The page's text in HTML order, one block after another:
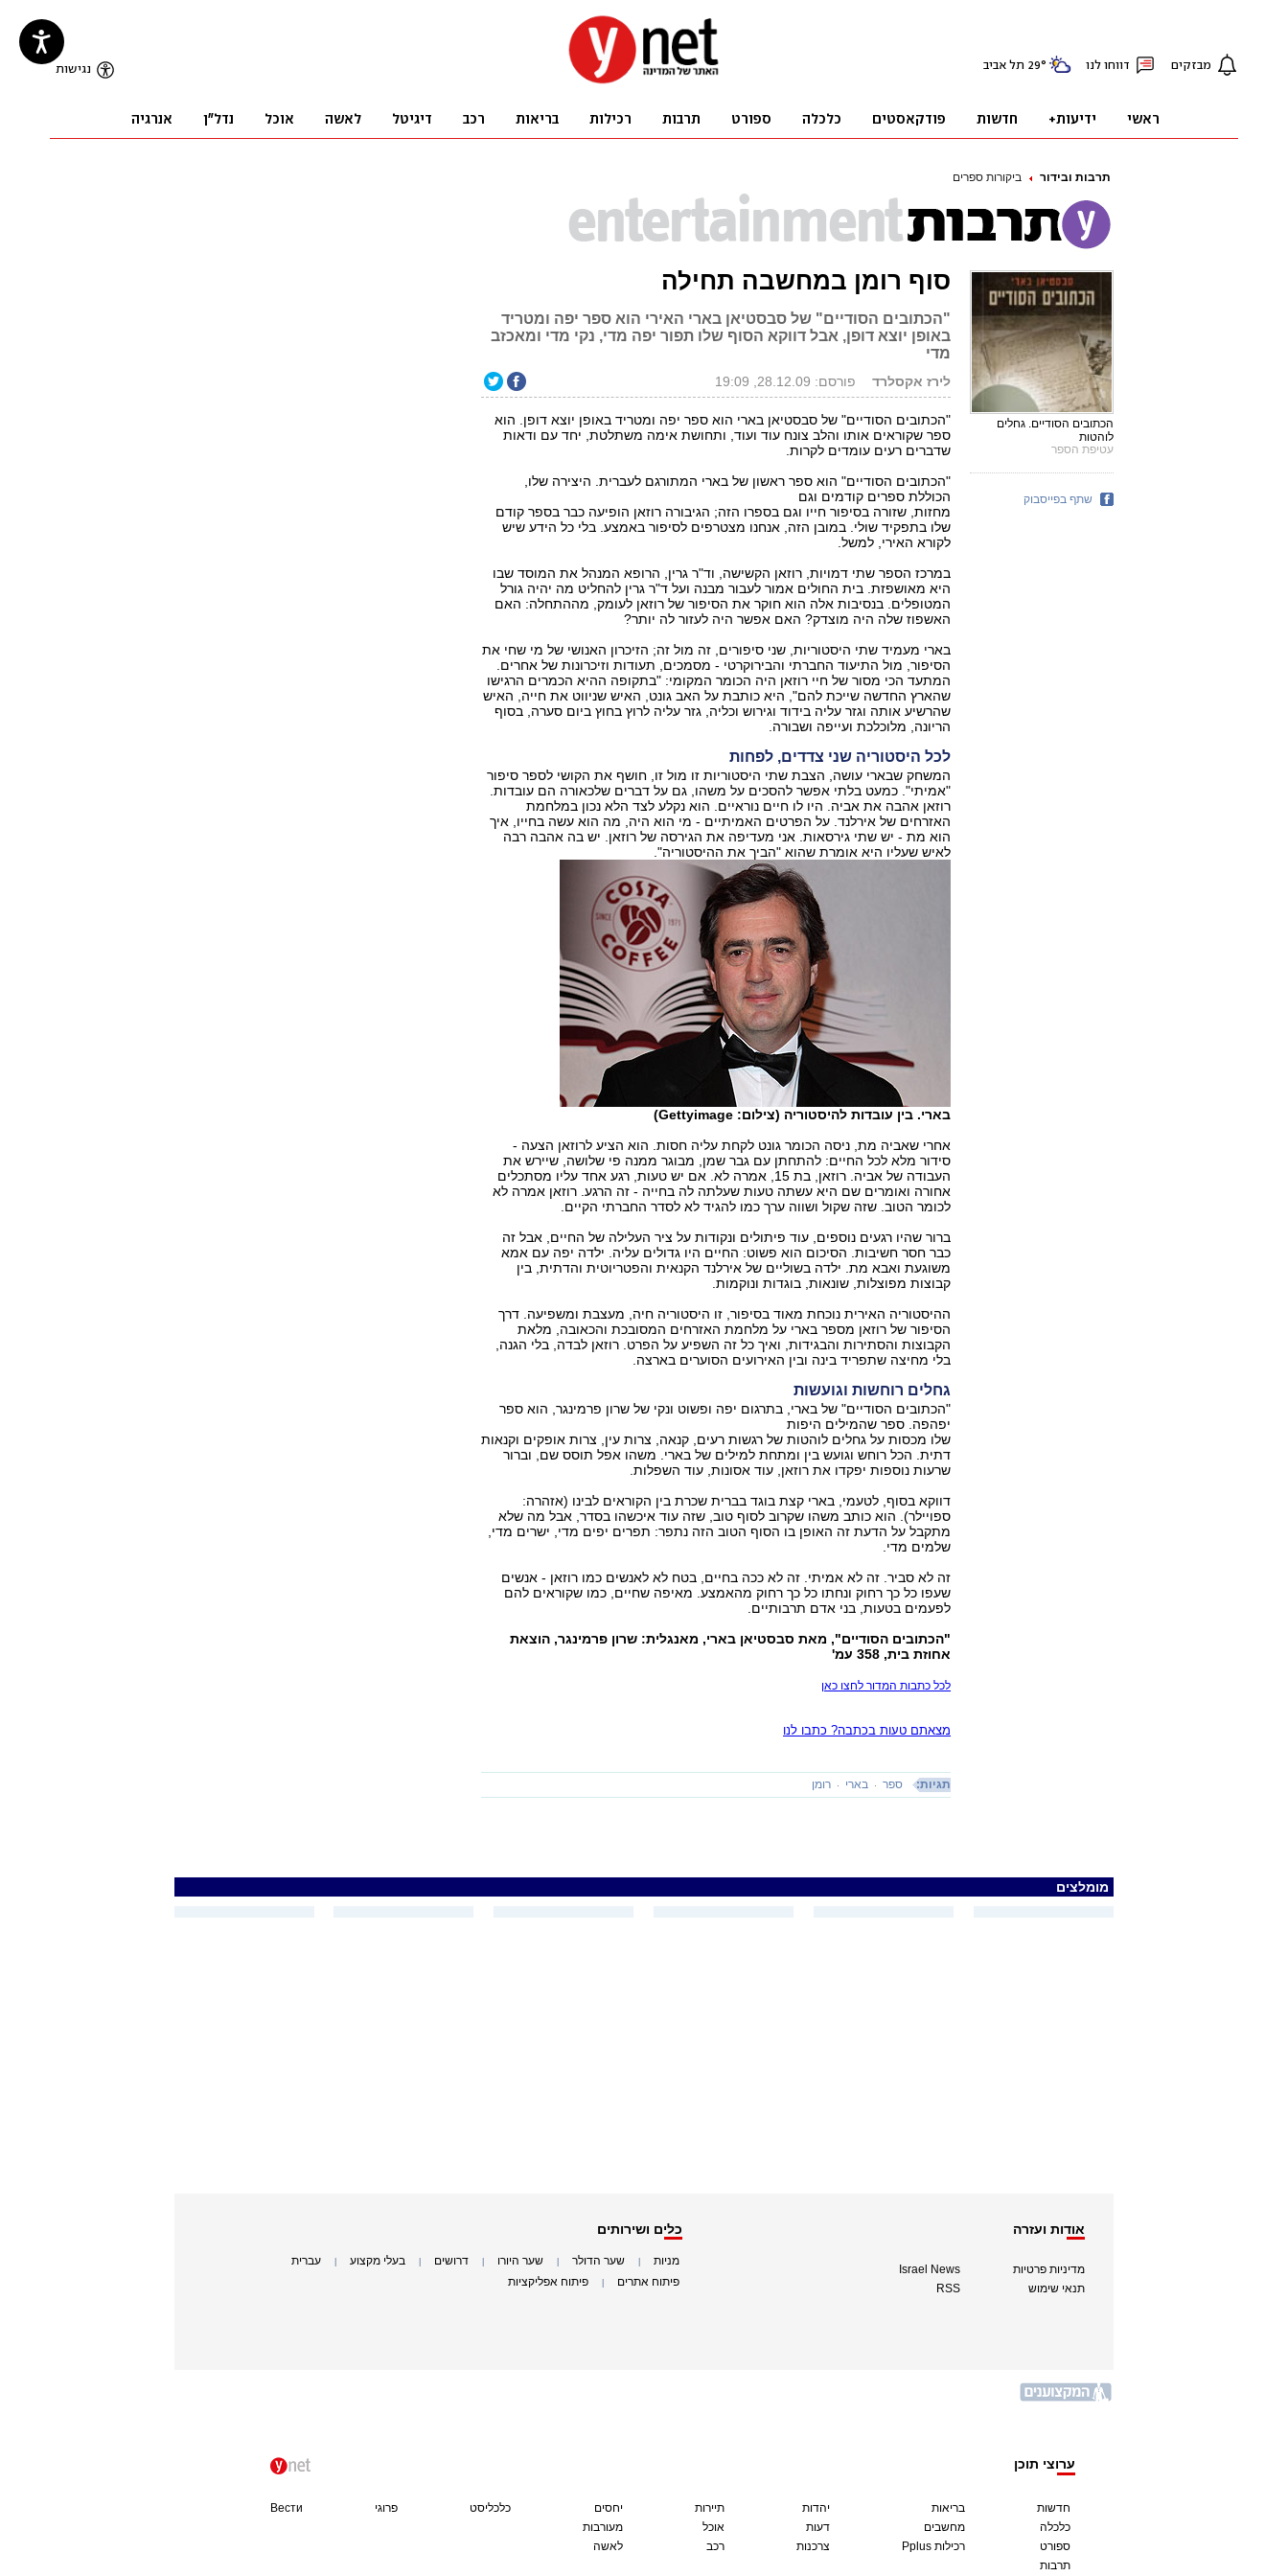
תרבות ובידור ביקורות ספרים
סוף רומן במחשבה תחילה
"הכתובים הסודיים" של סבסטיאן בארי האירי הוא ספר יפה ומטריד
באופן יוצא דופן, אבל דווקא הסוף שלו תפור יפה מדי, נקי מדי ומאכזב
מדי
לירז אקסלרד פורסם: 28.12.09, 19:09
"הכתובים הסודיים" של סבסטיאן בארי הוא ספר יפה ומטריד באופן יוצא דופן. הוא
ספר שקוראים אותו והלב צונח עוד ועוד, ותחושת אימה משתלטת, יחד עם ודאות
שדברים רעים עומדים לקרות.
"הכתובים הסודיים" הוא ספר ראשון של בארי המתורגם לעברית. היצירה שלו,
הכוללת ספרים קודמים וגם
מחזות, שזורה בסיפור חייו וגם בספרו הזה; הגיבורה רוזאן הופיעה כבר בספר קודם
שלו בתפקיד שולי. במובן הזה, אנחנו מצטרפים לסיפור באמצע. בלי כל הידע שיש
לקורא האירי, למשל.
במרכז הספר שתי דמויות, רוזאן הקשישה, וד"ר גרין, הרופא המנהל את המוסד שבו
היא מאושפזת. בית החולים אמור לעבור מבנה ועל ד"ר גרין להחליט מה יהיה גורל
המטופלים. בנסיבות אלה הוא חוקר את הסיפור של רוזאן לעומק, מההתחלה: האם
האשפוז שלה היה מוצדק? האם אפשר היה לעזור לה יותר?
בארי מעמיד שתי היסטוריות, שני סיפורים, זה מול זה; הזיכרון האנושי של מי שחי את
הסיפור, מול התיעוד החברתי והבירוקרטי - מסמכים, תעודות וזיכרונות של אחרים.
המתעד הכי מסור של חיי רוזאן היה הכומר המקומי: "בתקופה ההיא הכמרים הרגישו
שהארץ החדשה שייכת להם", היא כותבת על האב גונט, האיש שניווט את חייה, האיש
שהרשיע אותה וגזר עליה בידוד וגירוש וכליה, גזר עליה לרוץ בחוץ ביום סערה, בסוף
הריונה, מלוכלכת ועייפה ושבורה.
לכל היסטוריה שני צדדים, לפחות
המשחק שבארי עושה, הצבת שתי היסטוריות זו מול זו, חושף את הקושי לספר סיפור
"אמיתי". כמעט בלתי אפשר להסכים על משהו, גם על דברים שלכאורה הם עובדות.
רוזאן אהבה את אביה. היו לו חיים נוראיים. הוא נקלע לצד הלא נכון במלחמת
האזרחים של אירלנד. על הפרטים האמיתיים - מי הוא היה, מה הוא עשה בחייו, איך
הוא מת - יש שתי גירסאות. אני מעדיפה את הגירסה של רוזאן. יש בה אהבה רבה
לאיש שעליו היא אומרת שהוא "הביך את ההיסטוריה".
בארי. בין עובדות להיסטוריה (צילום: Gettyimage)
אחרי שאביה מת, ניסה הכומר גונט לקחת עליה חסות. הוא הציע לרוזאן הצעה -
סידור מלא לכל החיים: להתחתן עם גבר שמן, מבוגר ממנה פי שלושה, שיירש את
העבודה של אביה. רוזאן, בת 15, אמרה לא. אם יש טעות, רגע אחד עליו מסתכלים
אחורה ואומרים שם היא עשתה טעות שעלתה לה בחייה - זה הרגע. רוזאן אמרה לא
לכומר הטוב. שזה שקול ושווה ערך כמו להגיד לא לסדר החברתי הקיים.
ברור שהיו רגעים נוספים, עוד פיתולים ונקודות על ציר העלילה של החיים, אבל זה
כבר חסר חשיבות. הסיכום הוא פשוט: החיים היו גדולים עליה. ילדה יפה עם אמא
משוגעת ואבא מת. ילדה בשוליים של אירלנד הקנאית והפטריוטית והדתית, בין
קבוצות מפוצלות, שונאות, בוגדות ונוקמות.
ההיסטוריה האירית נוכחת מאוד בסיפור, זו היסטוריה חיה, מעצבת ומשפיעה. דרך
הסיפור של רוזאן מספר בארי על מלחמת האזרחים המסובכת והכאובה, מלאת
הקבוצות והסתירות והבגידות, ואיך כל זה השפיע על הפרט. רוזאן לבדה, בלי הגנה,
בלי מחיצה שתפריד בינה ובין האירועים הסוערים בארצה.
גחלים רוחשות וגועשות
"הכתובים הסודיים" של בארי, בתרגום יפה ופשוט ונקי של שרון פרמינגר, הוא ספר
יפהפה. ספר שהמילים היפות
שלו מכסות על גחלים לוהטות של רגשות רעים, קנאה, צרות עין, צרות אופקים וקנאות
דתית. הכל רוחש וגועש בין ומתחת למילים של בארי. משהו אפל תוסס שם, וברור
שרעות נוספות יפקדו את רוזאן, עוד אסונות, עוד השפלות.
דווקא בסוף, לטעמי, בארי קצת בוגד בברית שכרת בין הקוראים לבינו (אזהרה:
ספויילר). הוא כותב משהו שקרוב לסוף טוב, שזה עוד איכשהו בסדר, אבל מה שלא
מתקבל על הדעת זה האופן בו הסוף הטוב הזה נתפר: תפרים יפים מדי, ישרים מדי,
שלמים מדי.
זה לא סביר. זה לא אמיתי. זה לא ככה בחיים, בטח לא לאנשים כמו רוזאן - אנשים
שעפו כל כך רחוק ונחתו כל כך רחוק מהאמצע. מאיפה שחיים, כמו שקוראים להם
לפעמים בטעות, בני אדם תרבותיים.
"הכתובים הסודיים", מאת סבסטיאן בארי, מאנגלית: שרון פרמינגר, הוצאת
אחוזת בית, 358 עמ'
לכל כתבות המדור לחצו כאן
מצאתם טעות בכתבה? כתבו לנו
תגיות: ספר בארי רומן
הכתובים הסודיים. גחלים
לוהטות
עטיפת הספר
שתף בפייסבוק
מומלצים
אודות ועזרה
מדיניות פרטיות
תנאי שימוש
Israel News
RSS
כלים ושירותים
מניות שער הדולר שער היורו דרושים בעלי מקצוע עברית
פיתוח אתרים פיתוח אפליקציות
ערוצי תוכן
חדשות
כלכלה
ספורט
תרבות
בריאות
מחשבים
Pplus רכילות
יהדות
דעות
צרכנות
תיירות
אוכל
רכב
יחסים
מעורבות
לאשה
כלכליסט פרוגי Вести